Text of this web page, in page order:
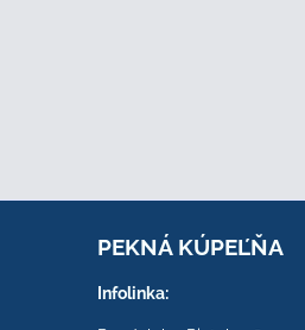
PEKNÁ KÚPEĽŇA
Infolinka: